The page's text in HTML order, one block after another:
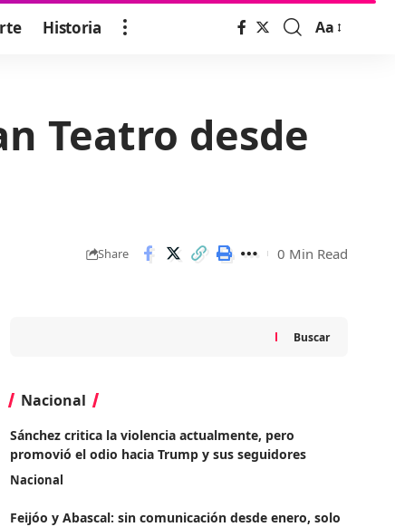
Historia
Font
Aa
Teatro desde
Share 0 Min Read
Buscar
Nacional
Sánchez critica la violencia actualmente, pero
promovió el odio hacia Trump y sus seguidores
Nacional
Feijóo y Abascal: sin comunicación desde enero, solo